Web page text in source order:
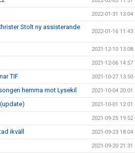
2022-01-31 13:04
Stolt ny assisterande
2022-01-16 11:43
2021-12-10 13:08
2021-12-06 14:57
TIF 2021-10-27 13:50
hemma mot Lysekil 2021-10-04 20:01
2021-10-01 12:01
2021-09-25 19:52
ikväll 2021-09-23 18:04
2021-09-20 21:31